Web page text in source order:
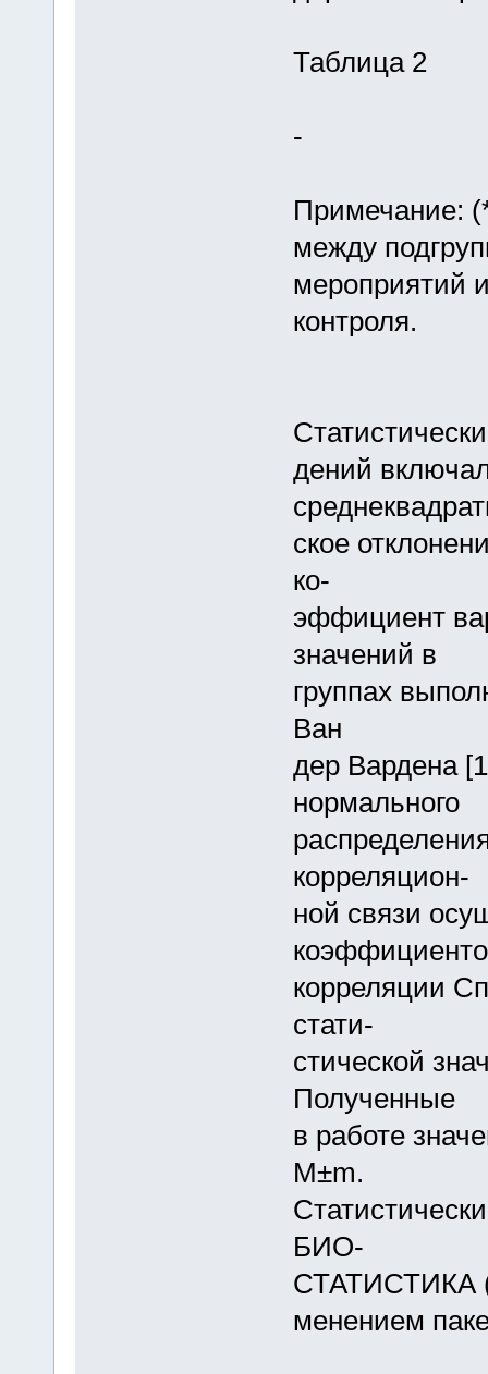
Таблица 2
-
Примечание:
между
мероприятий
контроля.
дений
ское
ко-
эффициент
значений в
группах
Ван
дер Вардена
нормального
корреляцион-
ной связи
корреляции
стати-
стической
Полученные
в работе
M±m.
БИО-
СТАТИСТИКА
менением